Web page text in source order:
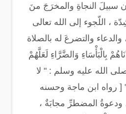
سبيلَ النجاةِ والمخرَجَ منَ
، اللّجوء إلى الله تعالى
والدعاء والتضرعَ له بالصلاة
بِالْبَأْسَاءِ وَالضَّرَّاءِ لَعَلَّهُمْ
الله عليه وسلم : " لا
" [ رواه ابن ماجة وحسنه
، ودعوةُ المضطرِّ مجابَةٌ ،